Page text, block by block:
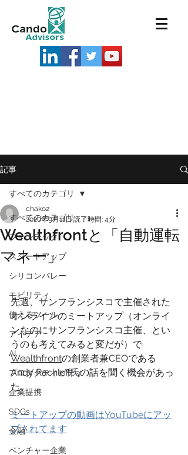
記事
すべてのカテゴリ
フィンテック
スタートアップ
シリコンバレー
モビリティ
使えるツール
アイデア
AI
プロダクティビティ
企業提携
SDGs
金融
ベンチャー企業
すべてのカテゴリ
Wealthfrontと「自動運転
マネー」
chako2
2020年9月11日読了時間: 4分
先週、サンフランシスコで主催された
オンラインのミートアップ（オンライ
ンなのにサンフランシスコ主催、とい
うのも考えてみると変だが）で
Wealthfrontの創業者兼CEOである
Andy Rachleff氏の話を聞く機会があっ
た。
ミートアップの動画はYouTubeにアッ
プされてます